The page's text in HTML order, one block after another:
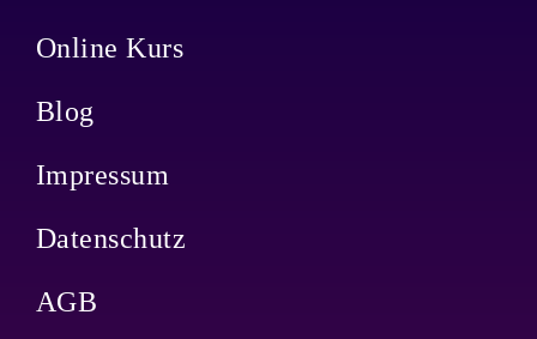
Online Kurs
Blog
Impressum
Datenschutz
AGB